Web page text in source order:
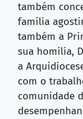
também
família
também a
sua homilia,
a
com o
comunidade